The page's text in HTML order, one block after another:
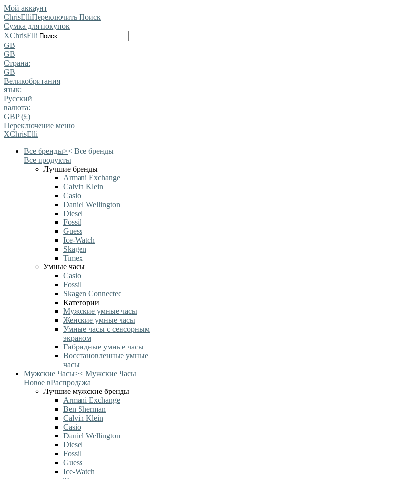
Мой аккаунт
ChrisElliПереключить Поиск
Сумка для покупок
XChrisElli
GB
GB
Страна:
GB
Великобритания
язык:
Pусский
валюта:
GBP (£)
Переключение меню
XChrisElli
Все бренды>< Все бренды
Все продукты
Лучшие бренды
Armani Exchange
Calvin Klein
Casio
Daniel Wellington
Diesel
Fossil
Guess
Ice-Watch
Skagen
Timex
Умные часы
Casio
Fossil
Skagen Connected
Категории
Мужские умные часы
Женские умные часы
Умные часы с сенсорным
экраном
Гибридные умные часы
Восстановленные умные
часы
Мужские Часы>< Мужские Часы
Новое вРаспродажа
Лучшие мужские бренды
Armani Exchange
Ben Sherman
Calvin Klein
Casio
Daniel Wellington
Diesel
Fossil
Guess
Ice-Watch